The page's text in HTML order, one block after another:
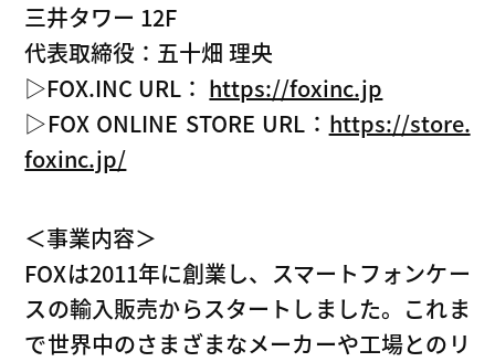
三井タワー 12F
代表取締役：五十畑 理央
▷FOX.INC URL： https://foxinc.jp
▷FOX ONLINE STORE URL： https://store.
foxinc.jp/
＜事業内容＞
FOXは2011年に創業し、スマートフォンケー
スの輸入販売からスタートしました。これま
で世界中のさまざまなメーカーや工場とのリ